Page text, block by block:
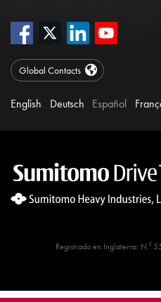
Global Contacts
English Deutsch Español
Registrado en Inglaterra: N.º